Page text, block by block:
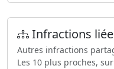
Infractions
Autres infractions
Les 10 plus proches,